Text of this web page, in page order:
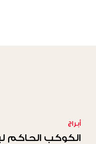
أبراج
الكوكب الحاكم